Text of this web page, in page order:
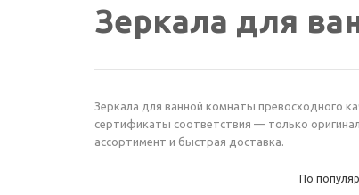
Зеркала для
Зеркала для ванной комнаты превосходного
сертификаты соответствия — только
ассортимент и быстрая доставка.
По